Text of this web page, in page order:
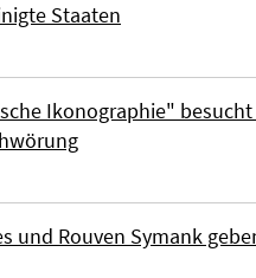
Staaten
Ikonographie"
und Rouven Symank